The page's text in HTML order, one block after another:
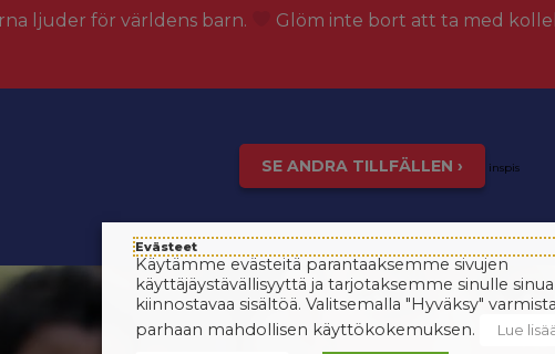
ljuder för världens barn. Glöm inte bort att ta med
SE ANDRA TILLFÄLLEN › inspis
Evästeet
Käytämme evästeitä parantaaksemme sivujen
käyttäjäystävällisyyttä ja tarjotaksemme sinulle sinua
kiinnostavaa sisältöä. Valitsemalla "Hyväksy"
parhaan mahdollisen käyttökokemuksen.
Lue